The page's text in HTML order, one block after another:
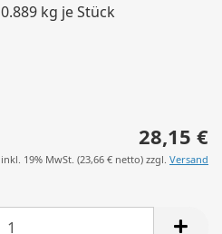
0.889 kg je Stück
28,15 €
inkl. 19% MwSt. (23,66 € netto) zzgl. Versand